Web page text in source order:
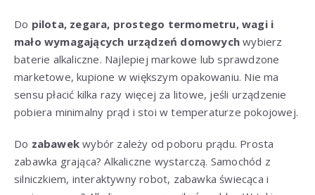
Do pilota, zegara, prostego termometru, wagi i
mało wymagających urządzeń domowych wybierz
baterie alkaliczne. Najlepiej markowe lub sprawdzone
marketowe, kupione w większym opakowaniu. Nie ma
sensu płacić kilka razy więcej za litowe, jeśli urządzenie
pobiera minimalny prąd i stoi w temperaturze pokojowej.
Do zabawek wybór zależy od poboru prądu. Prosta
zabawka grająca? Alkaliczne wystarczą. Samochód z
silniczkiem, interaktywny robot, zabawka świecąca i